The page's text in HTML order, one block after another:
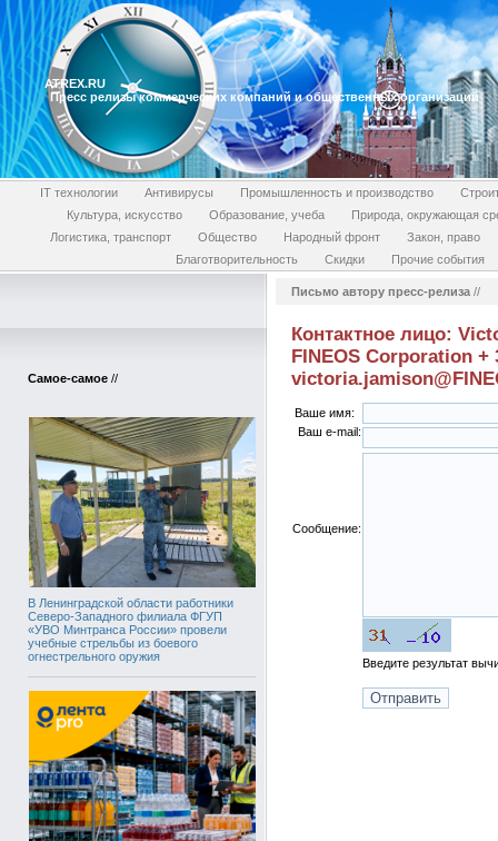
ATREX.RU
Пресс релизы коммерческих компаний и общественных организаций
IT технологии Антивирусы Промышленность и производство
Культура, искусство
Образование, учеба
Природа, окружающая
Логистика, транспорт
Общество Народный фронт
Закон, право
Благотворительность
Скидки Прочие события
Самое-самое //
В Ленинградской области работники
Северо-Западного филиала ФГУП
«УВО Минтранса России» провели
учебные стрельбы из боевого
огнестрельного оружия
Письмо автору пресс-релиза //
Контактное лицо:
FINEOS Corporation +
Ваше имя:
Ваш e-mail:
Сообщение:
Введите результат